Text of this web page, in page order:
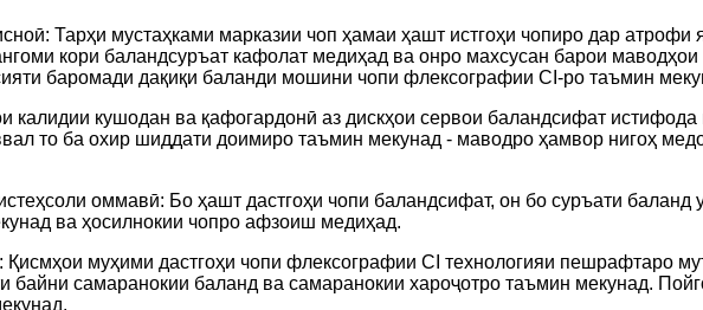
Тарҳи мустаҳками марказии чоп ҳамаи ҳашт истгоҳи чопиро дар атрофи
кори баландсуръат кафолат медиҳад ва онро махсусан барои
баромади дақиқи баланди мошини чопи флексографии CI-ро таъмин
калидии кушодан ва қафогардонӣ аз дискҳои сервои баландсифат
то ба охир шиддати доимиро таъмин мекунад - маводро ҳамвор нигоҳ
оммавӣ: Бо ҳашт дастгоҳи чопи баландсифат, он бо суръати баланд
ва ҳосилнокии чопро афзоиш медиҳад.
муҳими дастгоҳи чопи флексографии CI технологияи пешрафтаро
байни самаранокии баланд ва самаранокии хароҷотро таъмин мекунад.